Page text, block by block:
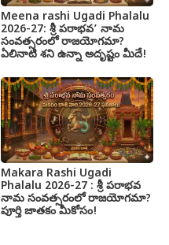
Meena rashi Ugadi Phalalu
2026-27: శ్రీ పరాభవ’ నామ
సంవత్సరంలో రాజయోగమా?
ఏలినాటి శని ఉన్నా అదృష్టం మీదే!
Makara Rashi Ugadi
Phalalu 2026-27 : శ్రీ పరాభవ
నామ సంవత్సరంలో రాజయోగమా?
పూర్తి జాతకం మీకోసం!